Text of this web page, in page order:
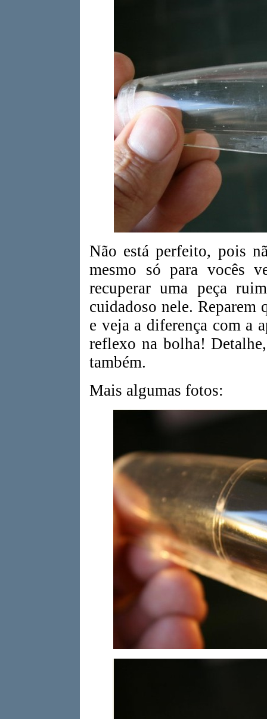
Não está perfeito, pois
mesmo só para vocês
recuperar uma peça
cuidadoso nele. Reparem
e veja a diferença com a
reflexo na bolha!
também.
Mais algumas fotos: